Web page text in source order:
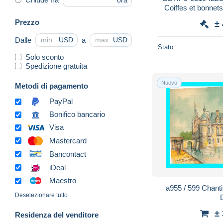
Prezzo
Dalle USD a USD
Solo sconto
Spedizione gratuita
Metodi di pagamento
PayPal
Bonifico bancario
Visa
Mastercard
Bancontact
iDeal
Maestro
Deselezionare tutto
Residenza del venditore
Coiffes et
±
Stato
Nuovo
a955 / 599
±